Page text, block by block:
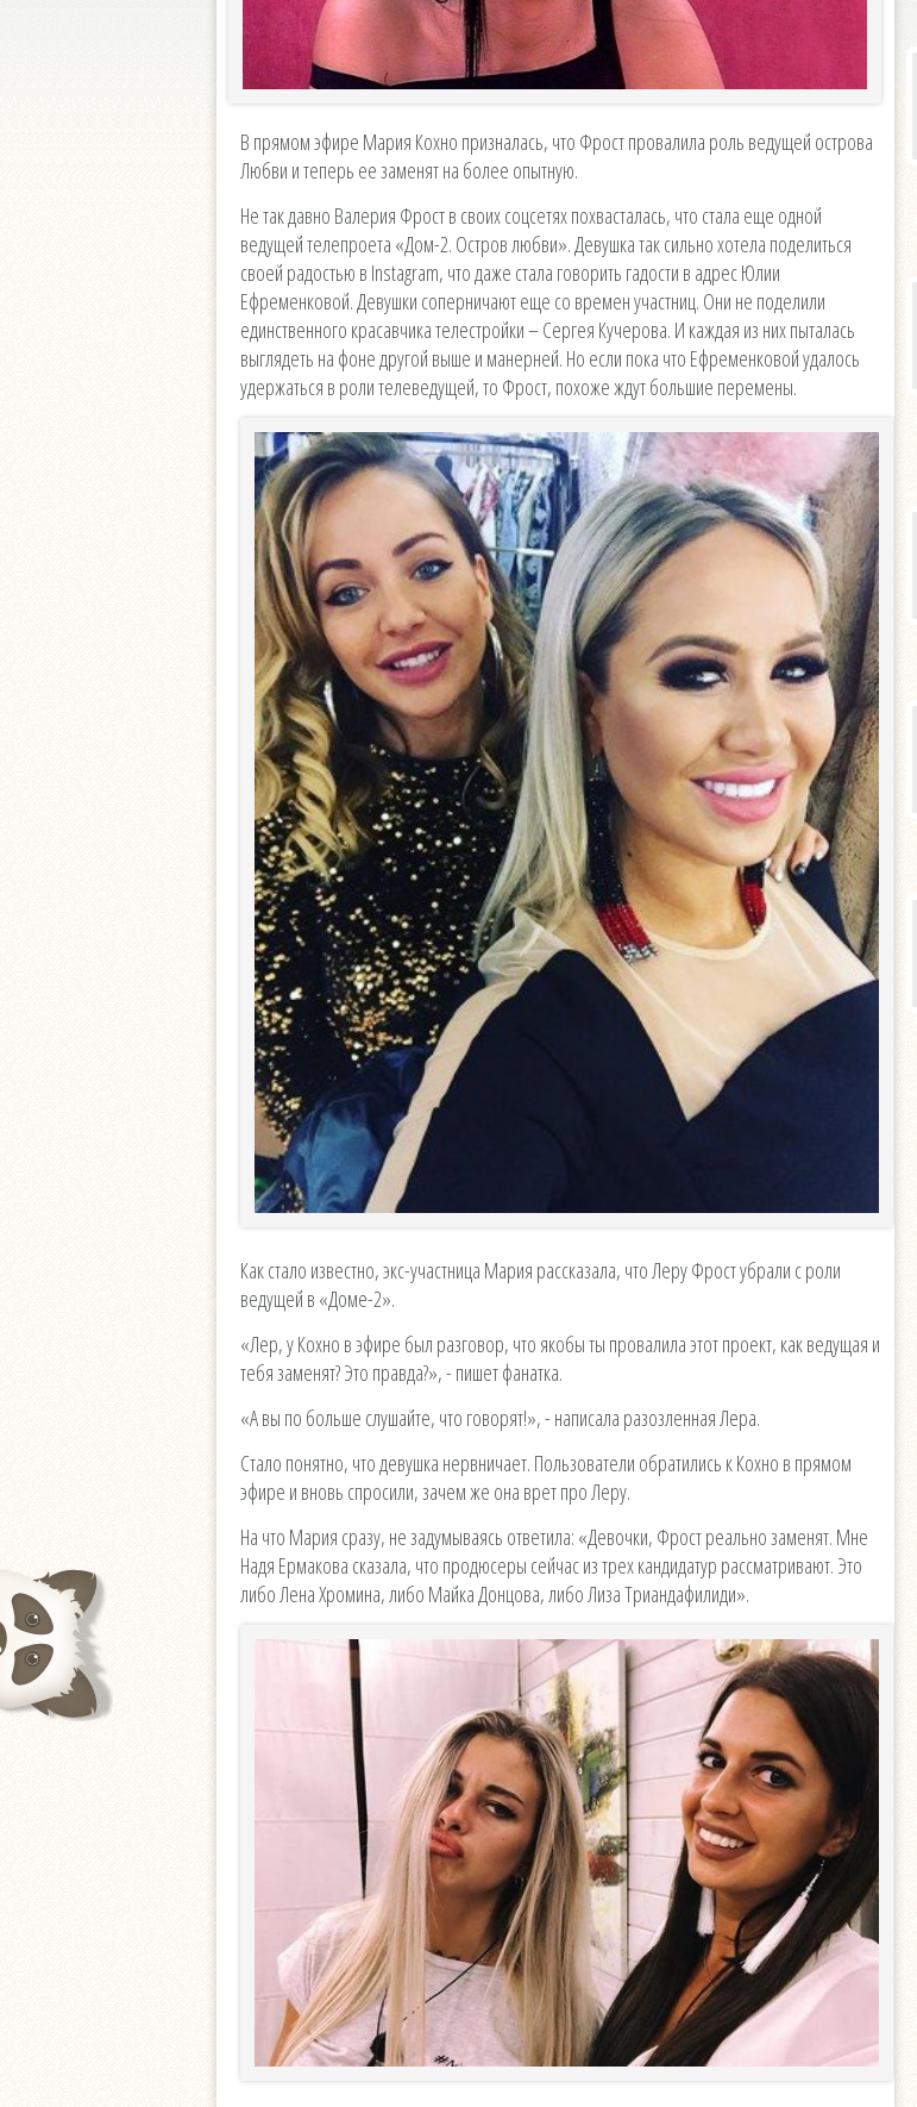
В прямом эфире Мария Кохно призналась, что Фрост провалила роль ведущей острова
Любви и теперь ее заменят на более опытную.
Не так давно Валерия Фрост в своих соцсетях похвасталась, что стала еще одной
ведущей телепроета «Дом-2. Остров любви». Девушка так сильно хотела поделиться
своей радостью в Instagram, что даже стала говорить гадости в адрес Юлии
Ефременковой. Девушки соперничают еще со времен участниц. Они не поделили
единственного красавчика телестройки – Сергея Кучерова. И каждая из них пыталась
выглядеть на фоне другой выше и манерней. Но если пока что Ефременковой удалось
удержаться в роли телеведущей, то Фрост, похоже ждут большие перемены.
Как стало известно, экс-участница Мария рассказала, что Леру Фрост убрали с роли
ведущей в «Доме-2».
«Лер, у Кохно в эфире был разговор, что якобы ты провалила этот проект, как ведущая и
тебя заменят? Это правда?», - пишет фанатка.
«А вы по больше слушайте, что говорят!», - написала разозленная Лера.
Стало понятно, что девушка нервничает. Пользователи обратились к Кохно в прямом
эфире и вновь спросили, зачем же она врет про Леру.
На что Мария сразу, не задумываясь ответила: «Девочки, Фрост реально заменят. Мне
Надя Ермакова сказала, что продюсеры сейчас из трех кандидатур рассматривают. Это
либо Лена Хромина, либо Майка Донцова, либо Лиза Триандафилиди».